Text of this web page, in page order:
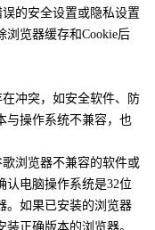
的安全设置或隐私设置
浏览器缓存和Cookie后
冲突，如安全软件、防
与操作系统不兼容，也
浏览器不兼容的软件或
认电脑操作系统是32位
。如果已安装的浏览器
正确版本的浏览器。